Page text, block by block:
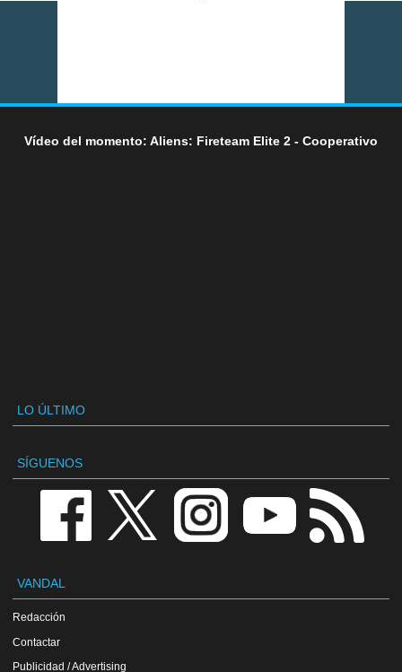
Vídeo del momento: Aliens: Fireteam Elite 2 - Cooperativo
LO ÚLTIMO
SÍGUENOS
VANDAL
Redacción
Contactar
Publicidad / Advertising